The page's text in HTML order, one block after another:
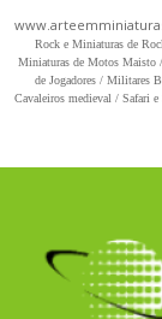
Rock e Miniaturas de
Miniaturas de Motos Maisto
de Jogadores / Militares
Cavaleiros medieval / Safari e